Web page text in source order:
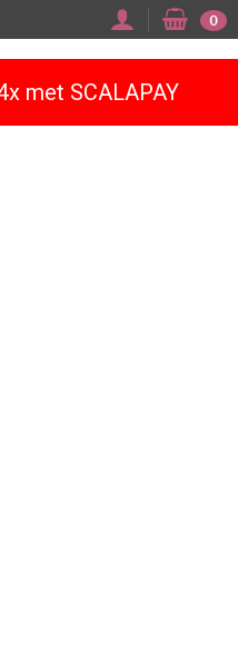
met SCALAPAY
0